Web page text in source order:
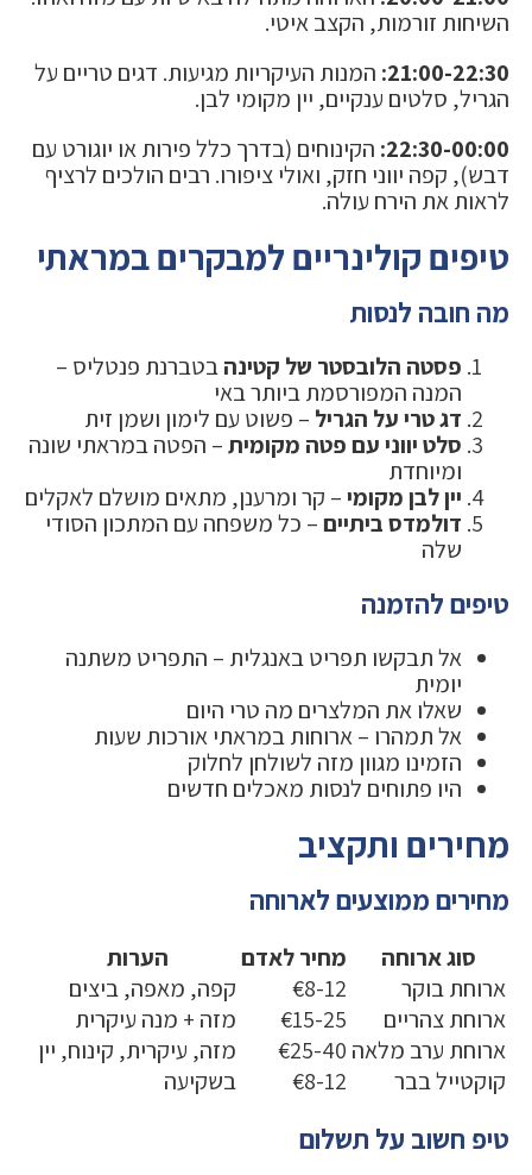
השיחות זורמות, הקצב איטי.
21:00-22:30: המנות העיקריות מגיעות. דגים טריים על
הגריל, סלטים ענקיים, יין מקומי לבן.
22:30-00:00: הקינוחים (בדרך כלל פירות או יוגורט עם
דבש), קפה יווני חזק, ואולי ציפורו. רבים הולכים לרציף
לראות את הירח עולה.
טיפים קולינריים למבקרים במראתי
מה חובה לנסות
פסטה הלובסטר של קטינהבטברנת פנטליס –
המנה המפורסמת ביותר באי
דג טרי על הגריל – פשוט עם לימון ושמן זית
סלט יווני עם פטה מקומית– הפטה במראתי שונה
ומיוחדת
יין לבן מקומי– קר ומרענן, מתאים מושלם לאקלים
דולמדס ביתיים– כל משפחה עם המתכון הסודי
שלה
טיפים להזמנה
אל תבקשו תפריט באנגלית – התפריט משתנה
יומית
שאלו את המלצרים מה טרי היום
אל תמהרו – ארוחות במראתי אורכות שעות
הזמינו מגוון מזה לשולחן לחלוק
היו פתוחים לנסות מאכלים חדשים
מחירים ותקציב
מחירים ממוצעים לארוחה
סוג ארוחה מחיר לאדם
הערות
ארוחת בוקר
€8-12
קפה, מאפה, ביצים
ארוחת צהריים
€15-25
מזה + מנה עיקרית
ארוחת ערב מלאה €25-40
מזה, עיקרית, קינוח, יין
קוקטייל בבר
€8-12 בשקיעה
טיפ חשוב על תשלום